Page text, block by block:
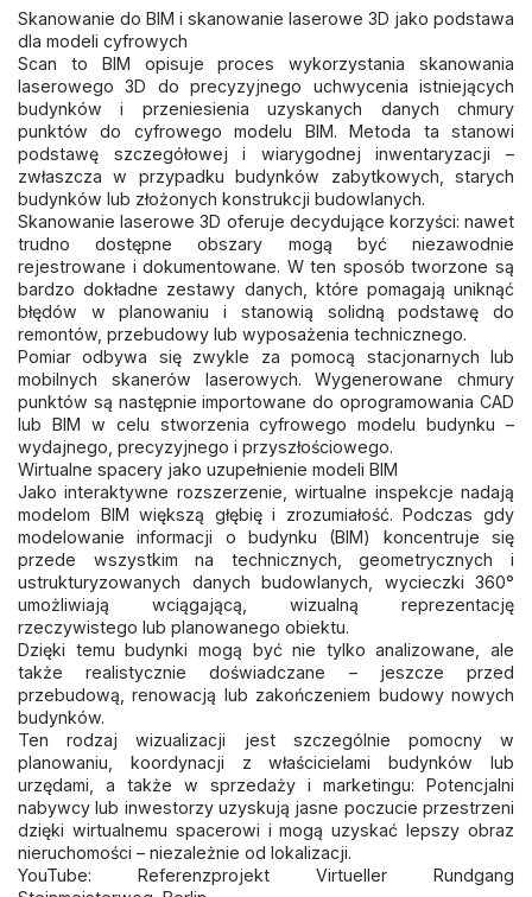
Skanowanie do BIM i skanowanie laserowe 3D jako podstawa
dla modeli cyfrowych
Scan to BIM opisuje proces wykorzystania skanowania
laserowego 3D do precyzyjnego uchwycenia istniejących
budynków i przeniesienia uzyskanych danych chmury
punktów do cyfrowego modelu BIM. Metoda ta stanowi
podstawę szczegółowej i wiarygodnej inwentaryzacji –
zwłaszcza w przypadku budynków zabytkowych, starych
budynków lub złożonych konstrukcji budowlanych.
Skanowanie laserowe 3D oferuje decydujące korzyści: nawet
trudno dostępne obszary mogą być niezawodnie
rejestrowane i dokumentowane. W ten sposób tworzone są
bardzo dokładne zestawy danych, które pomagają uniknąć
błędów w planowaniu i stanowią solidną podstawę do
remontów, przebudowy lub wyposażenia technicznego.
Pomiar odbywa się zwykle za pomocą stacjonarnych lub
mobilnych skanerów laserowych. Wygenerowane chmury
punktów są następnie importowane do oprogramowania CAD
lub BIM w celu stworzenia cyfrowego modelu budynku –
wydajnego, precyzyjnego i przyszłościowego.
Wirtualne spacery jako uzupełnienie modeli BIM
Jako interaktywne rozszerzenie, wirtualne inspekcje nadają
modelom BIM większą głębię i zrozumiałość. Podczas gdy
modelowanie informacji o budynku (BIM) koncentruje się
przede wszystkim na technicznych, geometrycznych i
ustrukturyzowanych danych budowlanych, wycieczki 360°
umożliwiają wciągającą, wizualną reprezentację
rzeczywistego lub planowanego obiektu.
Dzięki temu budynki mogą być nie tylko analizowane, ale
także realistycznie doświadczane – jeszcze przed
przebudową, renowacją lub zakończeniem budowy nowych
budynków.
Ten rodzaj wizualizacji jest szczególnie pomocny w
planowaniu, koordynacji z właścicielami budynków lub
urzędami, a także w sprzedaży i marketingu: Potencjalni
nabywcy lub inwestorzy uzyskują jasne poczucie przestrzeni
dzięki wirtualnemu spacerowi i mogą uzyskać lepszy obraz
nieruchomości – niezależnie od lokalizacji.
YouTube: Referenzprojekt Virtueller Rundgang